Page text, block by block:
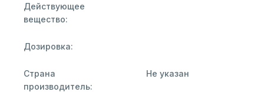
Действующее
вещество:
Дозировка:
Страна
производитель:
Не указан